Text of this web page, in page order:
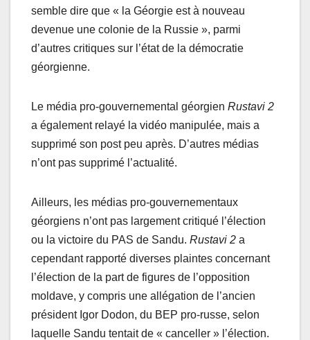
semble dire que « la Géorgie est à nouveau
devenue une colonie de la Russie », parmi
d’autres critiques sur l’état de la démocratie
géorgienne.
Le média pro-gouvernemental géorgien Rustavi 2
a également relayé la vidéo manipulée, mais a
supprimé son post peu après. D’autres médias
n’ont pas supprimé l’actualité.
Ailleurs, les médias pro-gouvernementaux
géorgiens n’ont pas largement critiqué l’élection
ou la victoire du PAS de Sandu. Rustavi 2 a
cependant rapporté diverses plaintes concernant
l’élection de la part de figures de l’opposition
moldave, y compris une allégation de l’ancien
président Igor Dodon, du BEP pro-russe, selon
laquelle Sandu tentait de « canceller » l’élection.